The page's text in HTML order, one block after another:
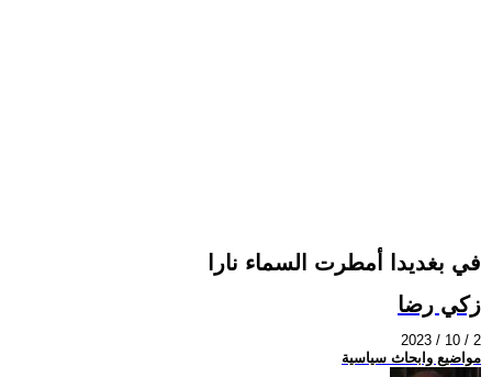
في بغديدا أمطرت السماء نارا
زكي رضا
2023 / 10 / 2
مواضيع وابحاث سياسية